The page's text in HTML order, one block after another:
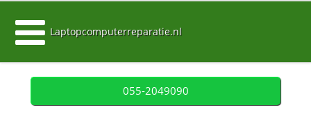
Laptopcomputerreparatie.nl
055-2049090